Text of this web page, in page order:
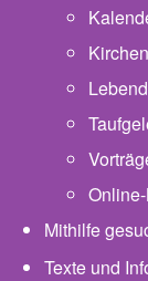
Mithilfe
Texte und